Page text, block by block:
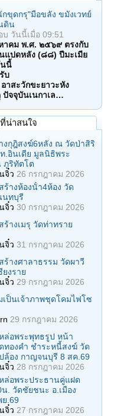
กขุดกรุ"มือขลัง ขมังเวทย์
ดิน
บ วันนี้เมื่อ 09:51
าคม พ.ศ. ๒๕๖๙ ตรงกับ
แปดหลัง (๘๘) ปีมะเมีย
นนี้
บ
าสะวักขะยาวะหัง
จจุบันเนกาเล…
น่าสนใจ
งกุฎิสงฆ์6หลัง ณ วัดป่าสิริ
.อินเดีย มูลนิธิพระ
ภูริทัตโต
จิ๋ว 26 กรกฎาคม 2026
างห้องนั้า4ห้อง วัด
นทบุรี
จิ๋ว 30 กรกฎาคม 2026
างเมรุ วัดท่าทราย
จิ๋ว 31 กรกฎาคม 2026
างศาลาธรรม วัดผาวี
ยงราย
จิ๋ว 29 กรกฎาคม 2026
ป็นเจ้าภาพชุดโคมไฟโซ
29 กรกฎาคม 2026
ล่อพระพุทธรูป หน้า
ทองคํา ชําระหนี้สงฆ์ วัด
ล้อง กาญจนบุรี 8 สค.69
จิ๋ว 28 กรกฎาคม 2026
ล่อพระประธานคู่แฝด
. วัดชัยชนะ อ.เมือง
.69
จิ๋ว 27 กรกฎาคม 2026